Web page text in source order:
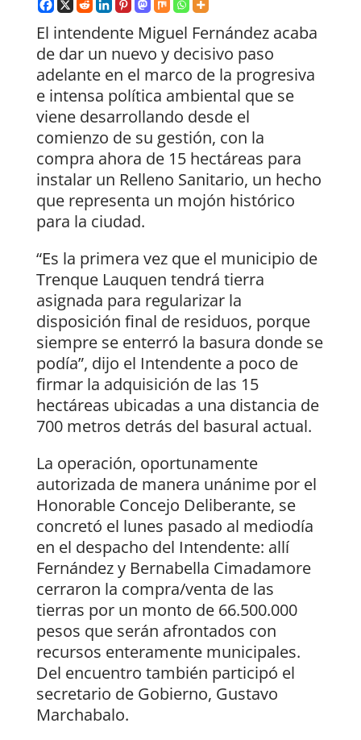
El intendente Miguel Fernández acaba
de dar un nuevo y decisivo paso
adelante en el marco de la progresiva
e intensa política ambiental que se
viene desarrollando desde el
comienzo de su gestión, con la
compra ahora de 15 hectáreas para
instalar un Relleno Sanitario, un hecho
que representa un mojón histórico
para la ciudad.
“Es la primera vez que el municipio de
Trenque Lauquen tendrá tierra
asignada para regularizar la
disposición final de residuos, porque
siempre se enterró la basura donde se
podía”, dijo el Intendente a poco de
firmar la adquisición de las 15
hectáreas ubicadas a una distancia de
700 metros detrás del basural actual.
La operación, oportunamente
autorizada de manera unánime por el
Honorable Concejo Deliberante, se
concretó el lunes pasado al mediodía
en el despacho del Intendente: allí
Fernández y Bernabella Cimadamore
cerraron la compra/venta de las
tierras por un monto de 66.500.000
pesos que serán afrontados con
recursos enteramente municipales.
Del encuentro también participó el
secretario de Gobierno, Gustavo
Marchabalo.